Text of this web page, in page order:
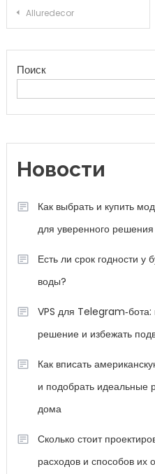
Навигация
Alluredecor
Поиск
Новости
Как выбрать и купить
для уверенного решения
Есть ли срок годности у
воды?
VPS для Telegram‑бота:
решение и избежать
Как вписать
и подобрать идеальные
дома
Сколько стоит
расходов и способов их